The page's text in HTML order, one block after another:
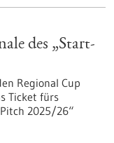
des „Start-
Regional Cup
Ticket fürs
2025/26“